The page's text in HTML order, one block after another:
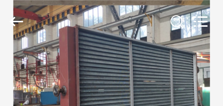
MAISON
PRODUITS
Aidear
Refrigeration
Technology
Reserved.